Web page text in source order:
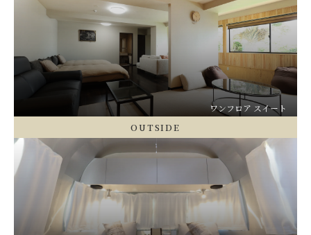
ワンフロア スイート
OUTSIDE